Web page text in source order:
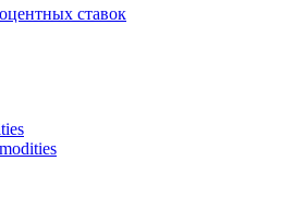
ставок